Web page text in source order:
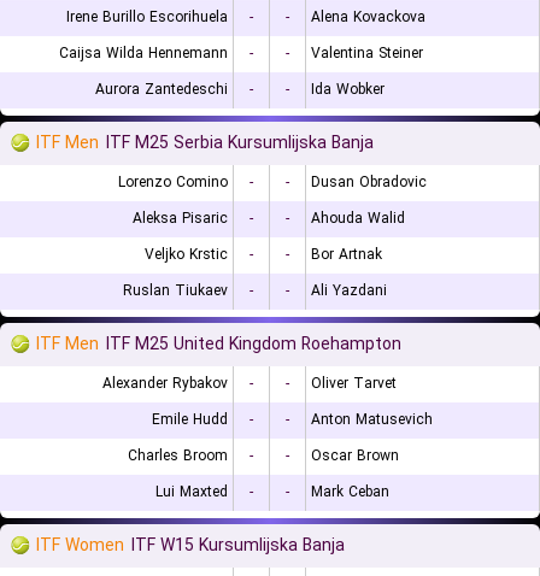
Irene Burillo Escorihuela
- -
Alena Kovackova
Caijsa Wilda Hennemann
- -
Valentina Steiner
Aurora Zantedeschi
- - Ida Wobker
ITF Men ITF M25 Serbia Kursumlijska Banja
Lorenzo Comino - -
Dusan Obradovic
Aleksa Pisaric
- -
Ahouda Walid
Veljko Krstic
- -
Bor Artnak
Ruslan Tiukaev
- - Ali Yazdani
ITF Men ITF M25 United Kingdom Roehampton
Alexander Rybakov - -
Oliver Tarvet
Emile Hudd
- -
Anton Matusevich
Charles Broom
- -
Oscar Brown
Lui Maxted
- - Mark Ceban
ITF Women ITF W15 Kursumlijska Banja